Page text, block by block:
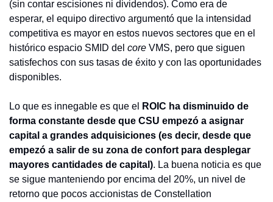
(sin contar escisiones ni dividendos). Como era de
esperar, el equipo directivo argumentó que la intensidad
competitiva es mayor en estos nuevos sectores que en el
histórico espacio SMID del core VMS, pero que siguen
satisfechos con sus tasas de éxito y con las oportunidades
disponibles.
Lo que es innegable es que el
ROIC ha disminuido de
forma constante desde que CSU empezó a asignar
capital a grandes adquisiciones (es decir, desde que
empezó a salir de su zona de confort para desplegar
mayores cantidades de capital). La buena noticia es que
se sigue manteniendo por encima del 20%, un nivel de
retorno que pocos accionistas de Constellation